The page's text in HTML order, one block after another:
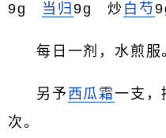
9g 当归9g 炒 白芍
每日一剂，水煎服
另予 西瓜霜一支，
次。